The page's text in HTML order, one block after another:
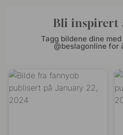
Bli inspirert
Tagg bildene dine
@beslagonline for